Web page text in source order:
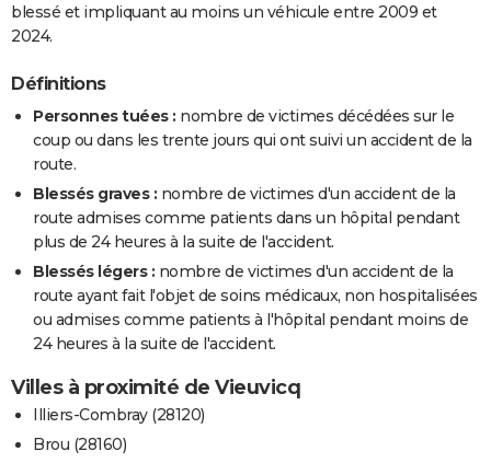
blessé et impliquant au moins un véhicule entre 2009 et
2024.
Définitions
Personnes tuées : nombre de victimes décédées sur le
coup ou dans les trente jours qui ont suivi un accident de la
route.
Blessés graves : nombre de victimes d'un accident de la
route admises comme patients dans un hôpital pendant
plus de 24 heures à la suite de l'accident.
Blessés légers : nombre de victimes d'un accident de la
route ayant fait l'objet de soins médicaux, non hospitalisées
ou admises comme patients à l'hôpital pendant moins de
24 heures à la suite de l'accident.
Villes à proximité de Vieuvicq
Illiers-Combray (28120)
Brou (28160)